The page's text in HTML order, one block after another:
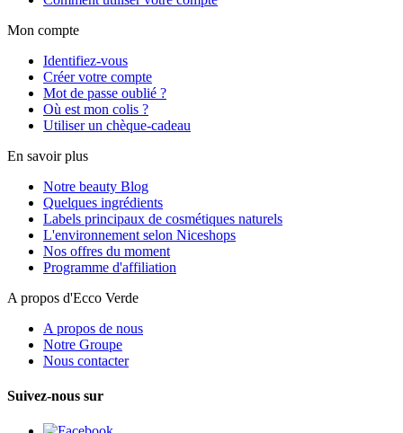
Mon compte
Identifiez-vous
Créer votre compte
Mot de passe oublié ?
Où est mon colis ?
Utiliser un chèque-cadeau
En savoir plus
Notre beauty Blog
Quelques ingrédients
Labels principaux de cosmétiques naturels
L'environnement selon Niceshops
Nos offres du moment
Programme d'affiliation
A propos d'Ecco Verde
A propos de nous
Notre Groupe
Nous contacter
Suivez-nous sur